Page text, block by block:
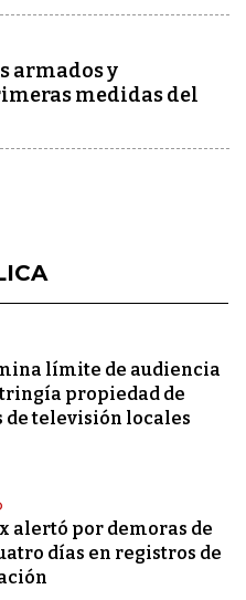
armados y
medidas del
límite de audiencia
propiedad de
de televisión locales
alertó por demoras de
días en registros de